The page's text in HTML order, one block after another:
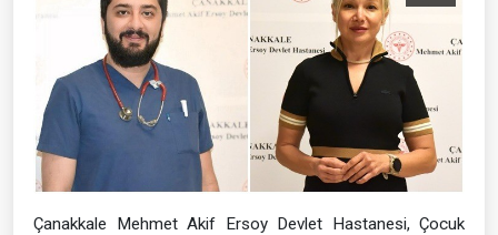
Çanakkale Mehmet Akif Ersoy Devlet Hastanesi, Çocuk